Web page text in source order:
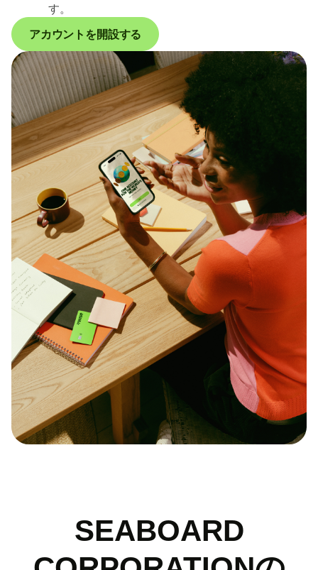
す。
アカウントを開設する
SEABOARD